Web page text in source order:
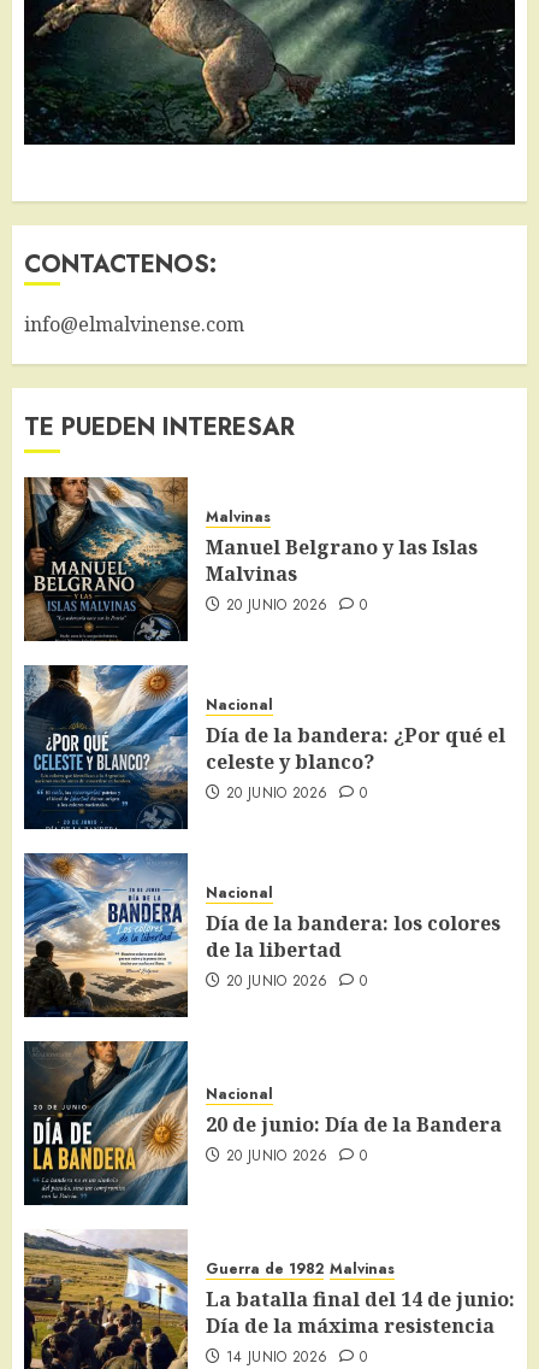
CONTACTENOS:
info@elmalvinense.com
TE PUEDEN INTERESAR
Malvinas
Manuel Belgrano y las Islas
Malvinas
20 JUNIO 2026 0
Nacional
Día de la bandera: ¿Por qué el
celeste y blanco?
20 JUNIO 2026 0
Nacional
Día de la bandera: los colores
de la libertad
20 JUNIO 2026 0
Nacional
20 de junio: Día de la Bandera
20 JUNIO 2026 0
Guerra de 1982 Malvinas
La batalla final del 14 de junio:
Día de la máxima resistencia
14 JUNIO 2026 0